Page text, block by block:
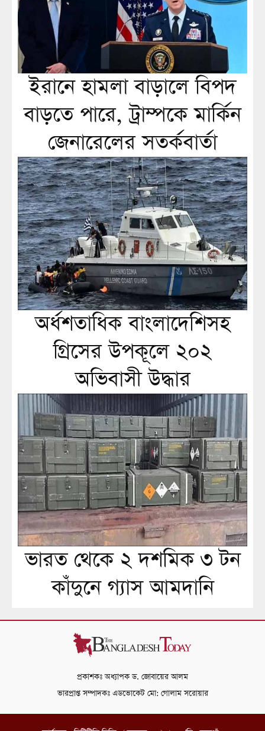
ইরানে হামলা বাড়ালে বিপদ
বাড়তে পারে, ট্রাম্পকে মার্কিন
জেনারেলের সতর্কবার্তা
অর্ধশতাধিক বাংলাদেশিসহ
গ্রিসের উপকূলে ২০২
অভিবাসী উদ্ধার
ভারত থেকে ২ দশমিক ৩ টন
কাঁদুনে গ্যাস আমদানি
প্রকাশকঃ অধ্যাপক ড. জোবায়ের আলম
ভারপ্রাপ্ত সম্পাদকঃ এডভোকেট মো: গোলাম সরোয়ার